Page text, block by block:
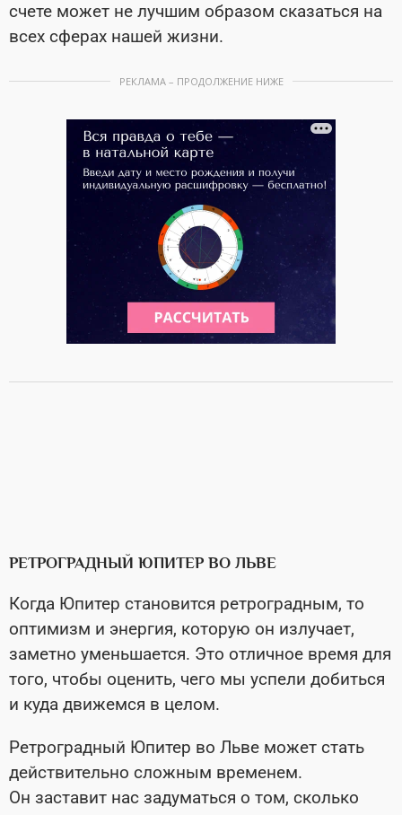
счете может не лучшим образом сказаться на
всех сферах нашей жизни.
РЕКЛАМА – ПРОДОЛЖЕНИЕ НИЖЕ
РЕТРОГРАДНЫЙ ЮПИТЕР ВО ЛЬВЕ
Когда Юпитер становится ретроградным, то
оптимизм и энергия, которую он излучает,
заметно уменьшается. Это отличное время для
того, чтобы оценить, чего мы успели добиться
и куда движемся в целом.
Ретроградный Юпитер во Льве может стать
действительно сложным временем.
Он заставит нас задуматься о том, сколько